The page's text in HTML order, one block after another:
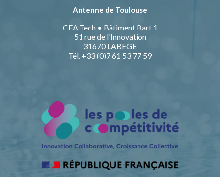
Antenne de Toulouse
CEA Tech • Bâtiment Bart 1
51 rue de l'Innovation
31670 LABEGE
Tél. +33 (0)7 61 53 77 59